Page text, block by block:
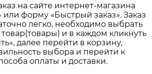
на сайте интернет-магазина
или форму «Быстрый заказ». Заказ
легко, необходимо выбрать
и в каждом кликнуть
далее перейти в корзину,
выбора и перейти к
оплаты и доставки.